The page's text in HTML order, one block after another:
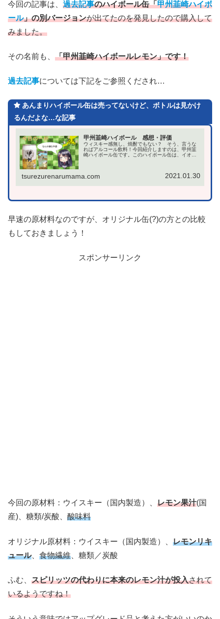
今回の記事は、 過去記事のハイボール缶「甲州韮崎ハイボ
ール」の別バージョンが出てたのを発見したので購入して
みました。
その名前も、 「甲州韮崎ハイボールレモン」です！
過去記事については下記をご参照くだされ…
あんまりハイボール缶は売ってないけど、ボトルは見かけ
るんだよな…な記事
甲州韮崎ハイボール 感想・評価
ウィスキー感無し、焼酎でもない？ そう、言うな
ればアルコール飲料！今回紹介しますのは、甲州韮
崎ハイボール缶です。このハイボール缶は、イオン
tsurezurenarumama.com 2021.01.30
早速の原材料なのですが、オリジナル缶(?)の方との比較
もしておきましょう！
スポンサーリンク
今回の原材料：ウイスキー（国内製造）、 レモン果汁(国
産)、糖類/炭酸、 酸味料
オリジナル原材料：ウイスキー（国内製造）、 レモンリキ
ュール、 食物繊維 、糖類／炭酸
ふむ、 スピリッツの代わりに本来のレモン汁が投入されて
いるようですね！